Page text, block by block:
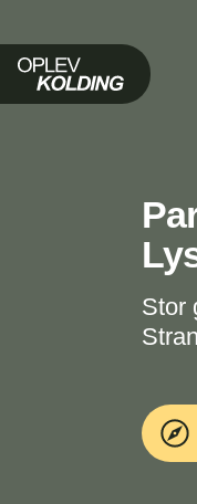
Oplev Kolding
Stor